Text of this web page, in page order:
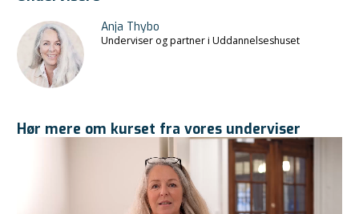
Anja Thybo
Underviser og partner i Uddannelseshuset
Hør mere om kurset fra vores underviser